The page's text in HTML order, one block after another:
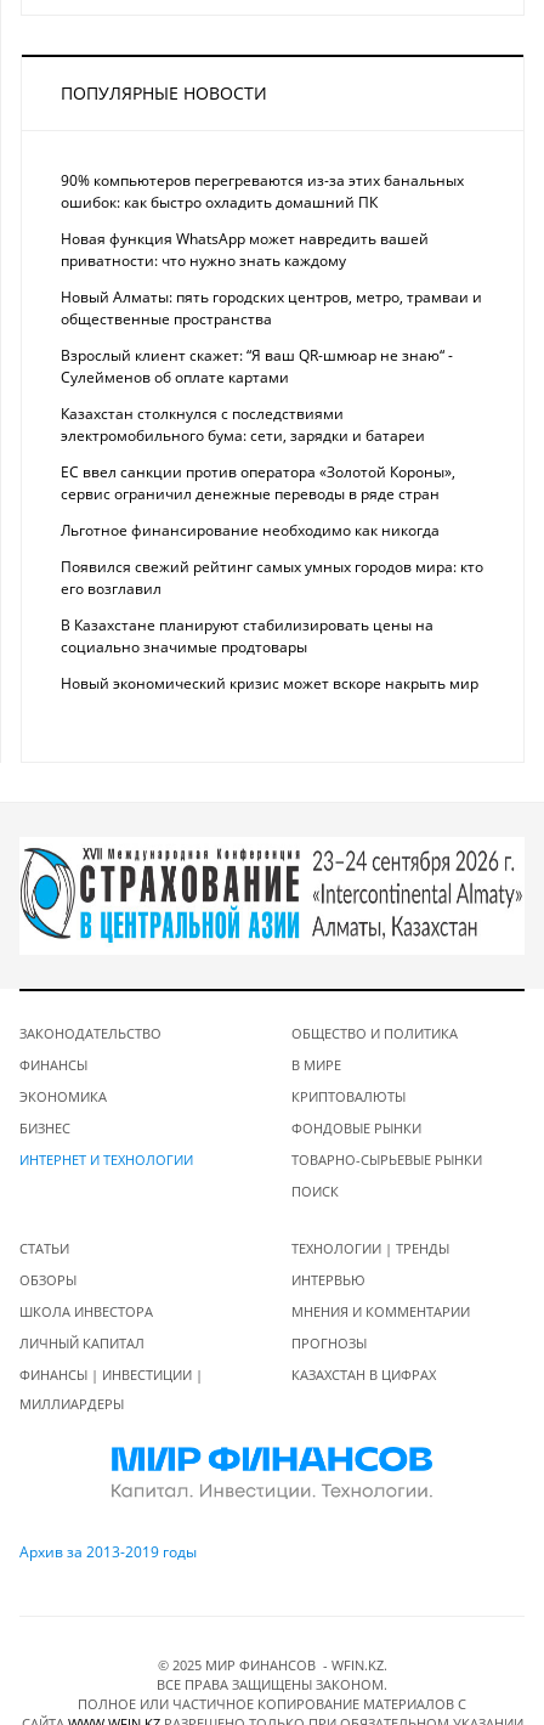
ПОПУЛЯРНЫЕ НОВОСТИ
90% компьютеров перегреваются из-за этих банальных
ошибок: как быстро охладить домашний ПК
Новая функция WhatsApp может навредить вашей
приватности: что нужно знать каждому
Новый Алматы: пять городских центров, метро, трамваи и
общественные пространства
Взрослый клиент скажет: “Я ваш QR-шмюар не знаю“ -
Сулейменов об оплате картами
Казахстан столкнулся с последствиями
электромобильного бума: сети, зарядки и батареи
ЕС ввел санкции против оператора «Золотой Короны»,
сервис ограничил денежные переводы в ряде стран
Льготное финансирование необходимо как никогда
Появился свежий рейтинг самых умных городов мира: кто
его возглавил
В Казахстане планируют стабилизировать цены на
социально значимые продтовары
Новый экономический кризис может вскоре накрыть мир
ЗАКОНОДАТЕЛЬСТВО
ФИНАНСЫ
ЭКОНОМИКА
БИЗНЕС
ИНТЕРНЕТ И ТЕХНОЛОГИИ
ОБЩЕСТВО И ПОЛИТИКА
В МИРЕ
КРИПТОВАЛЮТЫ
ФОНДОВЫЕ РЫНКИ
ТОВАРНО-СЫРЬЕВЫЕ РЫНКИ
ПОИСК
СТАТЬИ
ОБЗОРЫ
ШКОЛА ИНВЕСТОРА
ЛИЧНЫЙ КАПИТАЛ
ФИНАНСЫ | ИНВЕСТИЦИИ |
МИЛЛИАРДЕРЫ
ТЕХНОЛОГИИ | ТРЕНДЫ
ИНТЕРВЬЮ
МНЕНИЯ И КОММЕНТАРИИ
ПРОГНОЗЫ
КАЗАХСТАН В ЦИФРАХ
Архив за 2013-2019 годы
© 2025 МИР ФИНАНСОВ - WFIN.KZ.
ВСЕ ПРАВА ЗАЩИЩЕНЫ ЗАКОНОМ.
ПОЛНОЕ ИЛИ ЧАСТИЧНОЕ КОПИРОВАНИЕ МАТЕРИАЛОВ C